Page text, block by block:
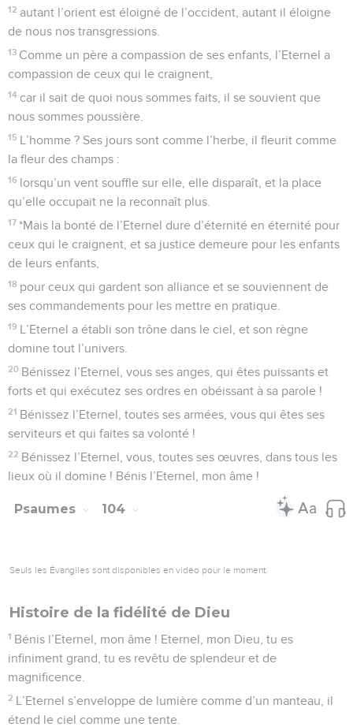
12 autant l’orient est éloigné de l’occident, autant il éloigne
de nous nos transgressions.
13 Comme un père a compassion de ses enfants, l’Eternel a
compassion de ceux qui le craignent,
14 car il sait de quoi nous sommes faits, il se souvient que
nous sommes poussière.
15 L’homme ? Ses jours sont comme l’herbe, il fleurit comme
la fleur des champs :
16 lorsqu’un vent souffle sur elle, elle disparaît, et la place
qu’elle occupait ne la reconnaît plus.
17 *Mais la bonté de l’Eternel dure d’éternité en éternité pour
ceux qui le craignent, et sa justice demeure pour les enfants
de leurs enfants,
18 pour ceux qui gardent son alliance et se souviennent de
ses commandements pour les mettre en pratique.
19 L’Eternel a établi son trône dans le ciel, et son règne
domine tout l’univers.
20 Bénissez l’Eternel, vous ses anges, qui êtes puissants et
forts et qui exécutez ses ordres en obéissant à sa parole !
21 Bénissez l’Eternel, toutes ses armées, vous qui êtes ses
serviteurs et qui faites sa volonté !
22 Bénissez l’Eternel, vous, toutes ses œuvres, dans tous les
lieux où il domine ! Bénis l’Eternel, mon âme !
Psaumes 104
Seuls les Évangiles sont disponibles en vidéo pour le moment.
Histoire de la fidélité de Dieu
1 Bénis l’Eternel, mon âme ! Eternel, mon Dieu, tu es
infiniment grand, tu es revêtu de splendeur et de
magnificence.
2 L’Eternel s’enveloppe de lumière comme d’un manteau, il
étend le ciel comme une tente.